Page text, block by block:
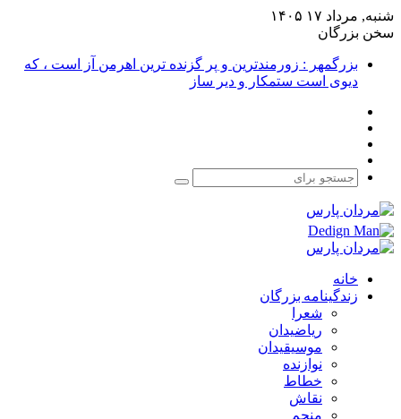
شنبه, مرداد ۱۷ ۱۴۰۵
سخن بزرگان
بزرگمهر : زورمندترین و پر گزنده ترین اهرمن آز است ، که
دیوی است ستمکار و دیر ساز
جستجو
خانه
زندگینامه بزرگان
شعرا
ریاضیدان
موسیقیدان
نوازنده
خطاط
نقاش
منجم